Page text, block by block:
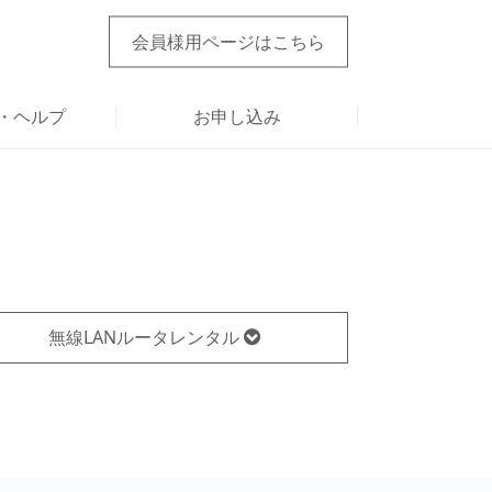
会員様用ページはこちら
ヘルプ お申し込み
無線LANルータレンタル